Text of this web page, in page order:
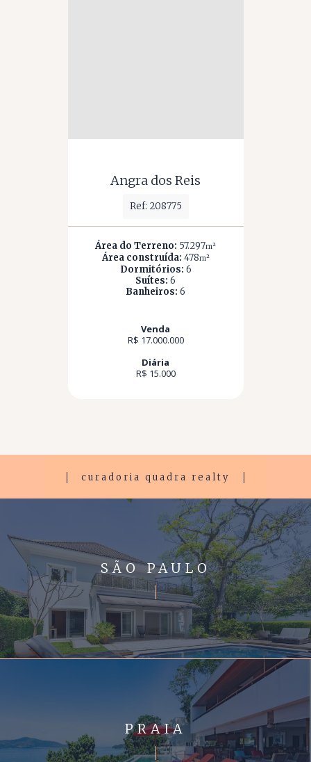
Angra dos Reis
Ref: 208775
Área do Terreno: 57.297m²
Área construída: 478m²
Dormitórios: 6
Suítes: 6
Banheiros: 6
Venda
R$ 17.000.000
Diária
R$ 15.000
curadoria quadra realty
SÃO PAULO
PRAIA